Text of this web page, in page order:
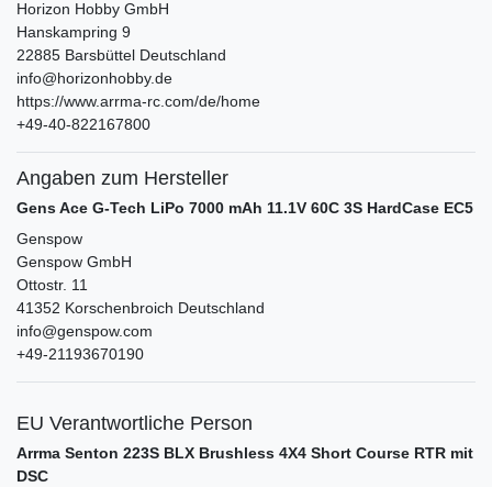
Horizon Hobby GmbH
Hanskampring 9
22885 Barsbüttel Deutschland
info@horizonhobby.de
https://www.arrma-rc.com/de/home
+49-40-822167800
Angaben zum Hersteller
Gens Ace G-Tech LiPo 7000 mAh 11.1V 60C 3S HardCase EC5
Genspow
Genspow GmbH
Ottostr. 11
41352 Korschenbroich Deutschland
info@genspow.com
+49-21193670190
EU Verantwortliche Person
Arrma Senton 223S BLX Brushless 4X4 Short Course RTR mit
DSC